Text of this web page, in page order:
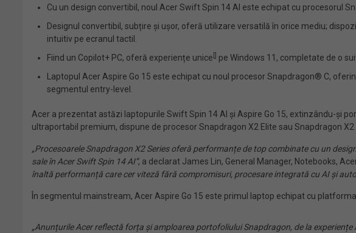
Cu un design convertibil, noul Acer Swift Spin 14 AI este echipat cu procesorul
Designul convertibil, subțire și ușor, oferă utilizare versatilă în orice mediu;
intuitiv pe ecranul tactil.
Fiind un Copilot+ PC, oferă experiențe unice [] pe Windows 11, completate de o
Laptopul Acer Aspire Go 15 este echipat cu noul procesor Snapdragon® C,
segmentul entry-level.
Acer a prezentat astăzi laptopurile Swift Spin 14 AI și Aspire Go 15, extinzându-și
ultraportabil premium, dispune de procesor Snapdragon X2 Elite sau Snapdragon X2
„Procesoarele Snapdragon X2 Series oferă performanțe de top combinate cu un
sale în Acer Swift Spin 14 AI”, a declarat James Lin, General Manager, Notebooks,
înaltă performanță care cer viteză fără compromisuri, procesare integrată cu AI și
În segmentul mainstream, Acer Aspire Go 15 este primul laptop echipat cu platforma
„Anunțurile Acer reflectă forța și amploarea portofoliului Snapdragon, de la